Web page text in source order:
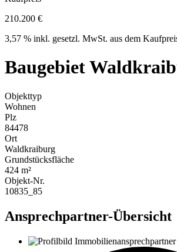
210.200 €
3,57 % inkl. gesetzl. MwSt. aus dem
Baugebiet
Objekttyp
Wohnen
Plz
84478
Ort
Waldkraiburg
Grundstücksfläche
424 m²
Objekt-Nr.
10835_85
Ansprechpartner-Übersicht